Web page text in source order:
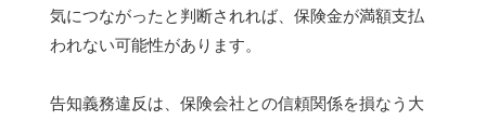
気につながったと判断されれば、保険金が満額支払
われない可能性があります。
告知義務違反は、保険会社との信頼関係を損なう大